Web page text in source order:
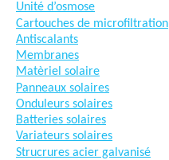
Unité d’osmose
Cartouches de microfiltration
Antiscalants
Membranes
Matèriel solaire
Panneaux solaires
Onduleurs solaires
Batteries solaires
Variateurs solaires
Strucrures acier galvanisé